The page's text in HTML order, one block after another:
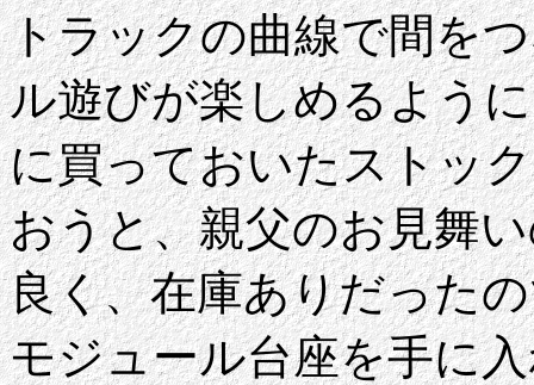
トラックの曲線で間を
ル遊びが楽しめるよう
に買っておいたストッ
おうと、親父のお見舞
良く、在庫ありだった
モジュール台座を手に